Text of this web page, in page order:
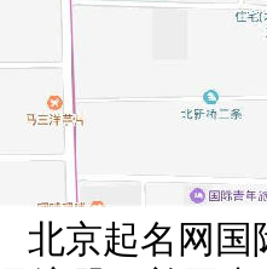
北京起名网国